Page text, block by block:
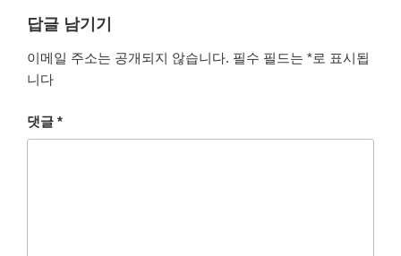
답글 남기기
이메일 주소는 공개되지 않습니다. 필수 필드는 *로 표시됩
니다
댓글 *